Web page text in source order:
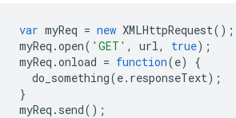
var myReq = new XMLHttpRequest();
myReq .open( 'GET' , url, true);
myReq .onload = function(e)
{
do_something(e. responseText);
}
myReq . send();